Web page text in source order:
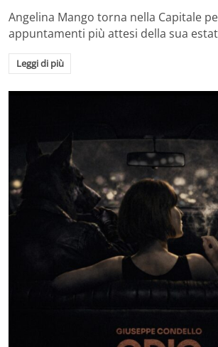
Angelina Mango torna nella Capitale
appuntamenti più attesi della sua
Leggi di più